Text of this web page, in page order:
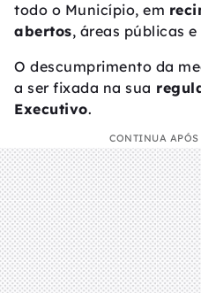
todo o Município, em
abertos, áreas públicas
O descumprimento da
a ser fixada na sua
Executivo.
CONTINUA